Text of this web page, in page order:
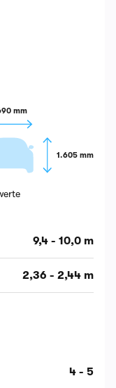
mm
1.605 mm
9,4 - 10,0 m
2,36 - 2,44 m
4 - 5